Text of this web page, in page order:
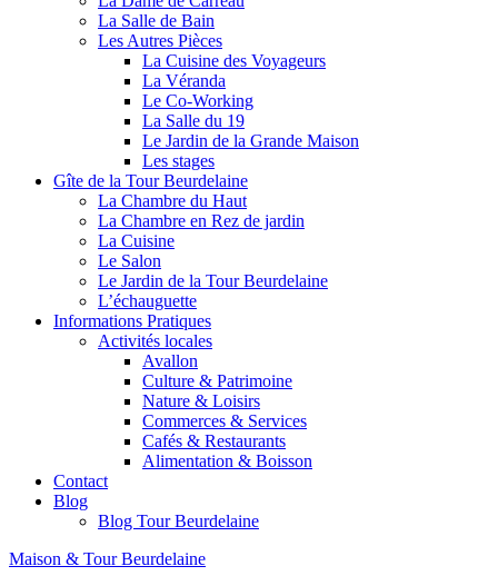
La Salle de Bain
Les Autres Pièces
La Cuisine des Voyageurs
La Véranda
Le Co-Working
La Salle du 19
Le Jardin de la Grande Maison
Les stages
Gîte de la Tour Beurdelaine
La Chambre du Haut
La Chambre en Rez de jardin
La Cuisine
Le Salon
Le Jardin de la Tour Beurdelaine
L’échauguette
Informations Pratiques
Activités locales
Avallon
Culture & Patrimoine
Nature & Loisirs
Commerces & Services
Cafés & Restaurants
Alimentation & Boisson
Contact
Blog
Blog Tour Beurdelaine
Maison & Tour Beurdelaine